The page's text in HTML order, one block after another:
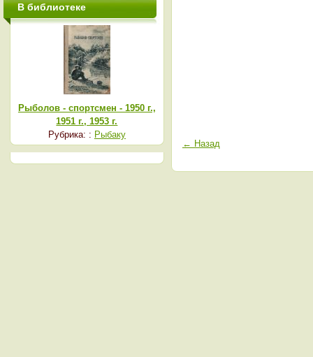
← Назад
В библиотеке
Рыболов - спортсмен - 1950 г.,
1951 г., 1953 г.
Рубрика: : Рыбаку